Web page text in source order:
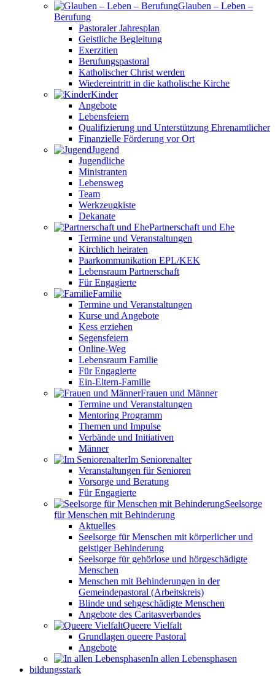
Glauben – Leben –
Berufung
Pastoraler Jahresplan
Geistliche Begleitung
Exerzitien
Berufungspastoral
Katholischer Christ werden
Wiedereintritt in die katholische Kirche
Kinder
Angebote
Lebensfeiern
Qualifizierung und Unterstützung Ehrenamtlicher
Finanzielle Förderung vor Ort
Jugend
Jugendliche
Ministranten
Lebensweg
Team
Werkzeugkiste
Dekanate
Partnerschaft und Ehe
Termine und Veranstaltungen
Kirchlich heiraten
Paarkommunikation EPL/KEK
Lebensraum Partnerschaft
Für Engagierte
Familie
Termine und Veranstaltungen
Kurse und Angebote
Kess erziehen
Segensfeiern
Online-Weg
Lebensraum Familie
Für Engagierte
Ein-Eltern-Familie
Frauen und Männer
Termine und Veranstaltungen
Mentoring Programm
Themen und Impulse
Verbände und Initiativen
Männer
Im Seniorenalter
Veranstaltungen für Senioren
Vorsorge und Beratung
Für Engagierte
Seelsorge
für Menschen mit Behinderung
Aktuelles
Seelsorge für Menschen mit körperlicher und
geistiger Behinderung
Seelsorge für gehörlose und hörgeschädigte
Menschen
Menschen mit Behinderungen in der
Gemeindepastoral (Arbeitskreis)
Blinde und sehgeschädigte Menschen
Angebote des Caritasverbandes
Queere Vielfalt
Grundlagen queere Pastoral
Angebote
In allen Lebensphasen
bildungsstark